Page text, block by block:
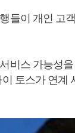
들이 개인 고
비스 가능성
토스가 연계